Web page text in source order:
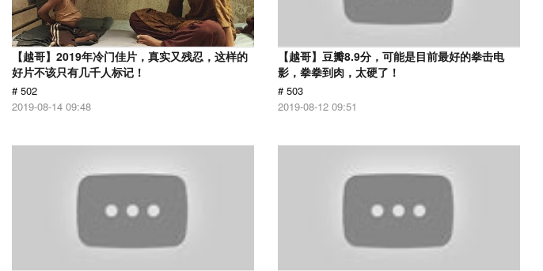
【越哥】2019年冷门佳片，真实又残忍，这样的
好片不该只有几千人标记！
# 502
2019-08-14 09:48
【越哥】豆瓣8.9分，可能是目前最好的拳击电
影，拳拳到肉，太硬了！
# 503
2019-08-12 09:51